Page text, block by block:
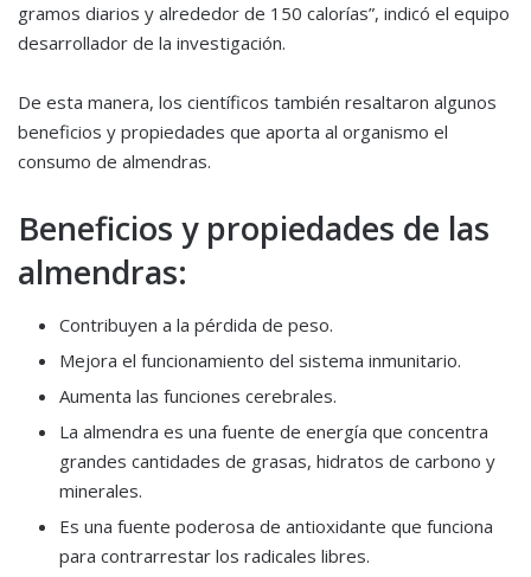
gramos diarios y alrededor de 150 calorías”, indicó el equipo
desarrollador de la investigación.
De esta manera, los científicos también resaltaron algunos
beneficios y propiedades que aporta al organismo el
consumo de almendras.
Beneficios y propiedades de las
almendras:
Contribuyen a la pérdida de peso.
Mejora el funcionamiento del sistema inmunitario.
Aumenta las funciones cerebrales.
La almendra es una fuente de energía que concentra
grandes cantidades de grasas, hidratos de carbono y
minerales.
Es una fuente poderosa de antioxidante que funciona
para contrarrestar los radicales libres.